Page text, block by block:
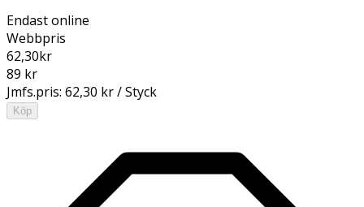
Endast online
Webbpris
62,30kr
89 kr
Jmfs.pris: 62,30 kr / Styck
Köp